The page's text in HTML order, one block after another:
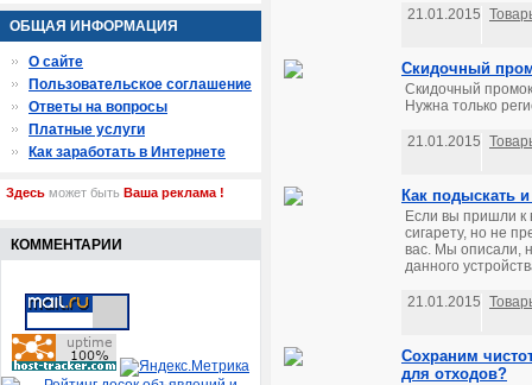
21.01.2015
Скидочный
Скидочный
Нужна только
21.01.2015
Как подыскать
Если вы пришли к
сигарету, но не
вас. Мы описали,
данного
21.01.2015
Сохраним
для отходов?
ОБЩАЯ ИНФОРМАЦИЯ
О сайте
Пользовательское соглашение
Ответы на вопросы
Платные услуги
Как заработать в Интернете
Здесь может быть Ваша реклама !
КОММЕНТАРИИ